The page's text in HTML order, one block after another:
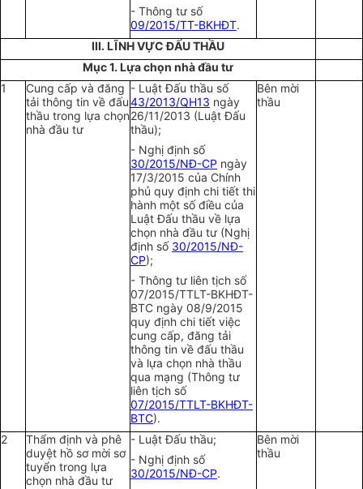
- Thông tư số
09/2015/TT-BKHĐT.
III. LĨNH VỰC ĐẤU THẦU
Mục 1. Lựa chọn nhà đầu tư
1
Cung cấp và đăng
tải thông tin về đấu
thầu trong lựa chọn
nhà đầu tư
- Luật Đấu thầu số
43/2013/QH13 ngày
26/11/2013 (Luật Đấu
thầu);
- Nghị định số
30/2015/NĐ-CP ngày
17/3/2015 của Chính
phủ quy định chi tiết thi
hành một số điều của
Luật Đấu thầu về lựa
chọn nhà đầu tư (Nghị
định số 30/2015/NĐ-
CP);
- Thông tư liên tịch số
07/2015/TTLT-BKHĐT-
BTC ngày 08/9/2015
quy định chi tiết việc
cung cấp, đăng tải
thông tin về đấu thầu
và lựa chọn nhà thầu
qua mạng (Thông tư
liên tịch số
07/2015/TTLT-BKHĐT-
BTC).
Bên mời
thầu
2
Thẩm định và phê
duyệt hồ sơ mời sơ
tuyển trong lựa
chọn nhà đầu tư
- Luật Đấu thầu;
- Nghị định số
30/2015/NĐ-CP.
Bên mời
thầu